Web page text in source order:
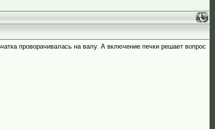
проворачивалась на валу. А включение печки решает вопрос